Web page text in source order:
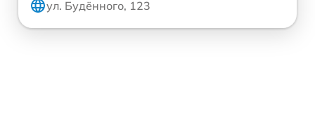
ул. Будённого, 123